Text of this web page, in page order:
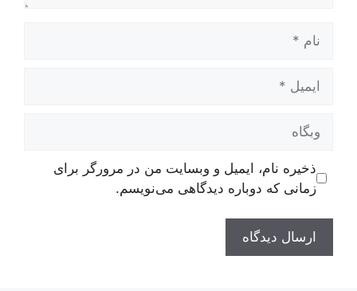
وبگاه
ذخیره نام، ایمیل و وبسایت من در مرورگر برای
زمانی که دوباره دیدگاهی می‌نویسم.